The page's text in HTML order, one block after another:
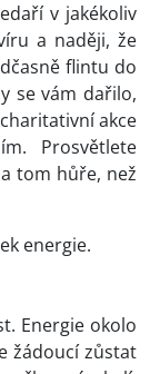
v jakékoliv
a naději, že
flintu do
se vám dařilo,
akce
Prosvětlete
tom hůře, než
energie.
Energie okolo
žádoucí zůstat